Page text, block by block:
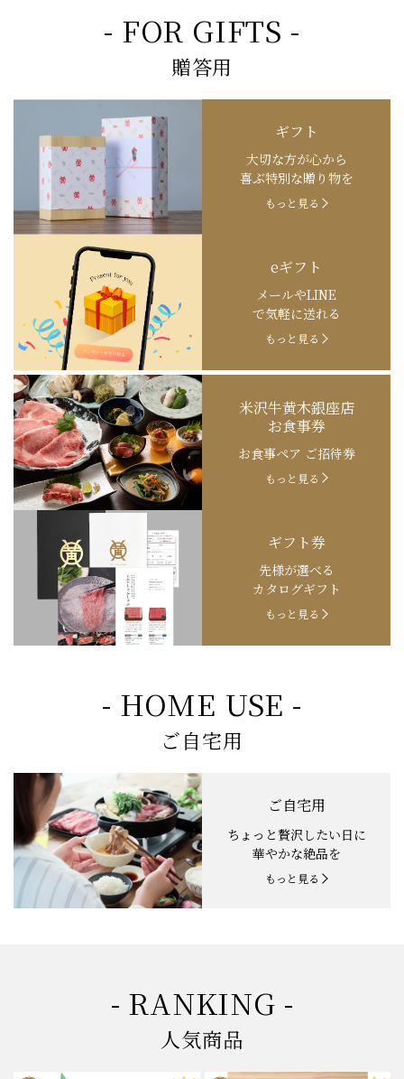
- FOR GIFTS -
贈答用
ギフト
大切な方が心から
喜ぶ特別な贈り物を
もっと見る
eギフト
メールやLINE
で気軽に送れる
もっと見る
米沢牛黄木銀座店
お食事券
お食事ペア ご招待券
もっと見る
ギフト券
先様が選べる
カタログギフト
もっと見る
- HOME USE -
ご自宅用
ご自宅用
ちょっと贅沢したい日に
華やかな絶品を
もっと見る
- RANKING -
人気商品